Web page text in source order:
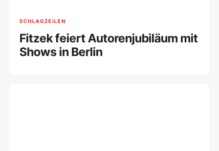
SCHLAGZEILEN
Fitzek feiert Autorenjubiläum mit
Shows in Berlin